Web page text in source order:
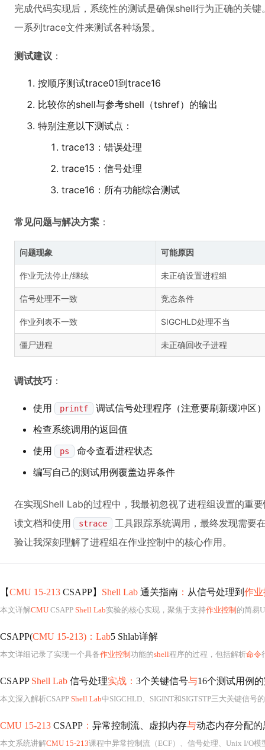
完成代码实现后，系统性的测试是确保shell行为正确的关
一系列trace文件来测试各种场景。
测试建议 ：
按顺序测试trace01到trace16
比较你的shell与参考shell（tshref）的输出
特别注意以下测试点：
trace13：错误处理
trace15：信号处理
trace16：所有功能综合测试
常见问题与解决方案 ：
问题现象 可能原因
作业无法停止/继续 未正确设置进程组
信号处理不一致 竞态条件
作业列表不一致 SIGCHLD处理不当
僵尸进程 未正确回收子进程
调试技巧 ：
使用 printf
调试信号处理程序（注意要刷新缓冲区
检查系统调用的返回值
使用
ps
命令查看进程状态
编写自己的测试用例覆盖边界条件
在实现Shell Lab的过程中，我最初忽视了进程组设置的重
读文档和使用
strace
工具跟踪系统调用，最终发现需要
验让我深刻理解了进程组在作业控制中的核心作用。
【CMU 15-213 CSAPP】 Shell Lab 通关指南 ： 从信号处理到 作
本文详解CMU CSAPP Shell Lab实验的核心实现，聚焦于支持作业控制 的简易
CSAPP(CMU 15-213)：Lab5 Shlab详解
本文详细记录了实现一个具备作业控制 功能的shell程序的过程，包括解析命令
CSAPP Shell Lab 信号处理实战： 3个关键信号与16个测试用例
本文深入解析CSAPP Shell Lab中SIGCHLD、SIGINT和SIGTSTP三大关键信号
CMU 15-213 CSAPP ： 异常控制流、虚拟内存与动态内存分配的
本文系统讲解CMU 15-213课程中异常控制流（ECF）、信号处理、Unix I/O模型、虚拟内存机制及